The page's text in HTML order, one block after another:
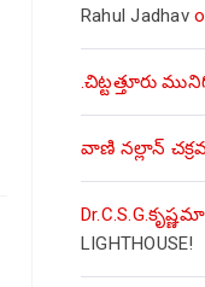
Rahul Jadhav
.చిట్టత్తూరు
వాణి నల్లాన్
LIGHTHOUSE!